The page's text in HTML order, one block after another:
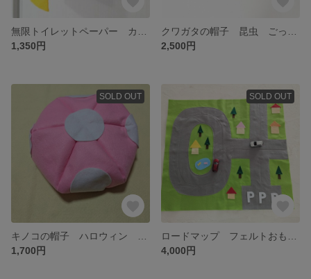
1,350円
2,500円
SOLD OUT
1,700円
SOLD OUT
4,000円